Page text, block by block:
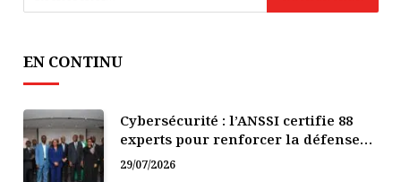
EN CONTINU
Cybersécurité : l’ANSSI certifie 88
experts pour renforcer la défense
numérique de la Côte d’Ivoire
29/07/2026